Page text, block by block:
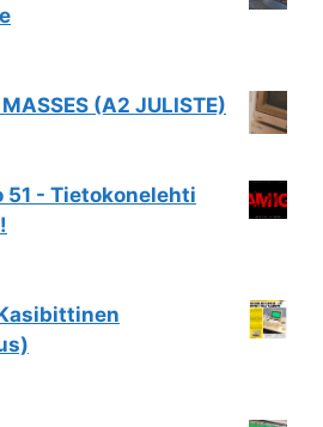
MASSES (A2 JULISTE)
51 - Tietokonelehti